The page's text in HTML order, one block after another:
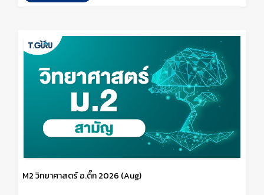
M2 วิทยาศาสตร์ อ.ติ๊ก 2026 (Aug)